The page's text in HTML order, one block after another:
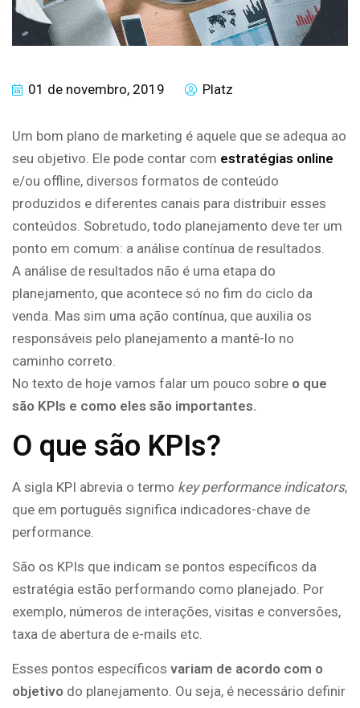
01 de novembro, 2019 Platz
Um bom plano de marketing é aquele que se adequa ao
seu objetivo. Ele pode contar com estratégias online
e/ou offline, diversos formatos de conteúdo
produzidos e diferentes canais para distribuir esses
conteúdos. Sobretudo, todo planejamento deve ter um
ponto em comum: a análise contínua de resultados.
A análise de resultados não é uma etapa do
planejamento, que acontece só no fim do ciclo da
venda. Mas sim uma ação contínua, que auxilia os
responsáveis pelo planejamento a mantê-lo no
caminho correto.
No texto de hoje vamos falar um pouco sobre o que
são KPIs e como eles são importantes.
O que são KPIs?
A sigla KPI abrevia o termo key performance indicators,
que em português significa indicadores-chave de
performance.
São os KPIs que indicam se pontos específicos da
estratégia estão performando como planejado. Por
exemplo, números de interações, visitas e conversões,
taxa de abertura de e-mails etc.
Esses pontos específicos variam de acordo com o
objetivo do planejamento. Ou seja, é necessário definir